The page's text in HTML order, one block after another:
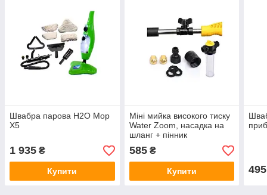
Швабра парова Н2О Mop
X5
1 935 ₴
Купити
Міні мийка високого тиску
Water Zoom, насадка на
шланг + пінник
585₴
Купити 495